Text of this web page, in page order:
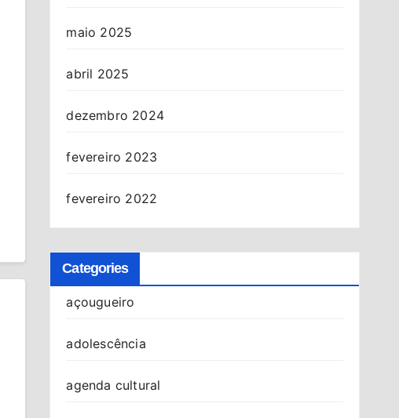
maio 2025
abril 2025
dezembro 2024
fevereiro 2023
fevereiro 2022
Categories
açougueiro
adolescência
agenda cultural